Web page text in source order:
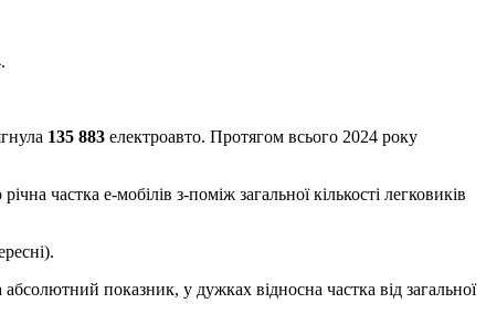
135 883 електроавто. Протягом всього 2024 року
частка е-мобілів з-поміж загальної кількості легковиків
показник, у дужках відносна частка від загальної